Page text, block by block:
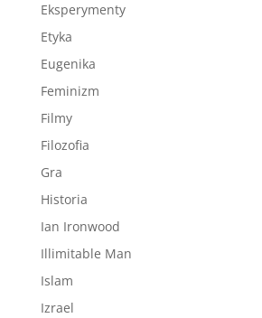
Eksperymenty
Etyka
Eugenika
Feminizm
Filmy
Filozofia
Gra
Historia
Ian Ironwood
Illimitable Man
Islam
Izrael